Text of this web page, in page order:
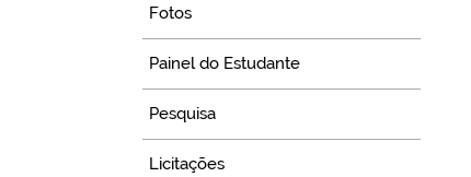
Fotos
Painel do Estudante
Pesquisa
Licitações